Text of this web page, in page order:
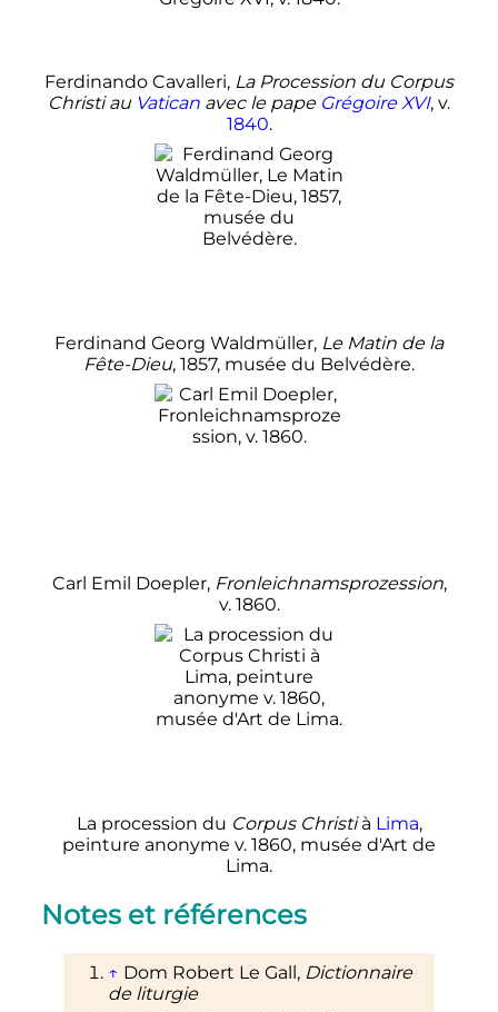
Ferdinando Cavalleri, La Procession du Corpus
Christi au Vatican avec le pape Grégoire XVI, v.
1840.
Ferdinand Georg Waldmüller, Le Matin de la
Fête-Dieu, 1857, musée du Belvédère.
Carl Emil Doepler, Fronleichnamsprozession,
v. 1860.
La procession du Corpus Christià Lima,
peinture anonyme v. 1860, musée d'Art de
Lima.
Notes et références
↑ Dom Robert Le Gall, Dictionnaire
de liturgie